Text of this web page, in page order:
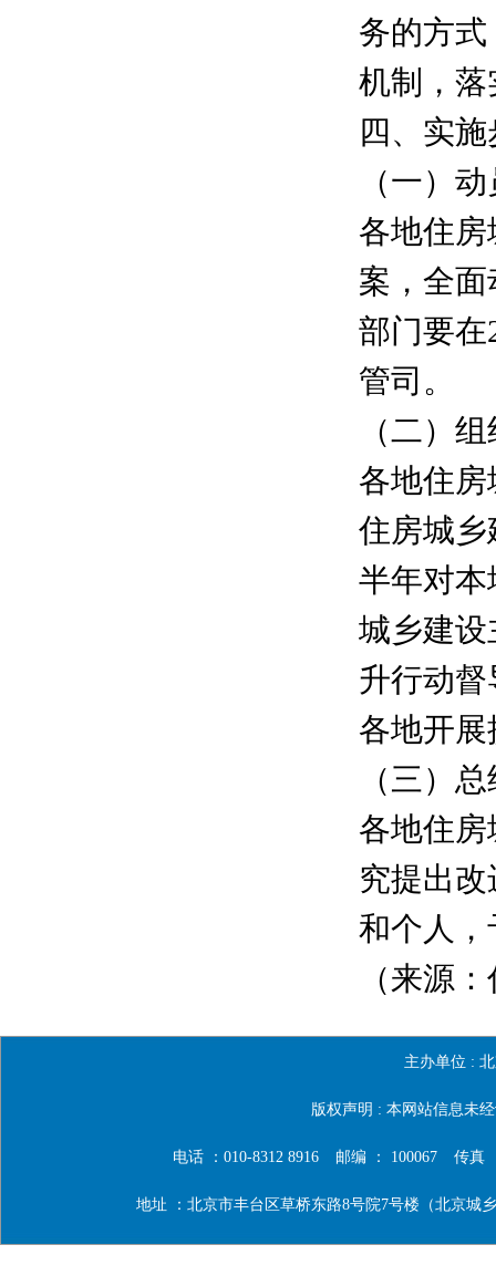
务的方
机制，
四、实
（一）
各地住
案，全
部门要在
管司。
（二）
各地住
住房城
半年对
城乡建
升行动
各地开
（三）
各地住
究提出
和个人
（来源
主办单位 :
版权声明 : 本网站信息未
电话 ：010-8312 8916 邮编 ： 100067 传真
地址 ：北京市丰台区草桥东路8号院7号楼（北京城